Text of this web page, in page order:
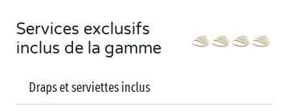
Services exclusifs
inclus de la gamme
Draps et serviettes inclus